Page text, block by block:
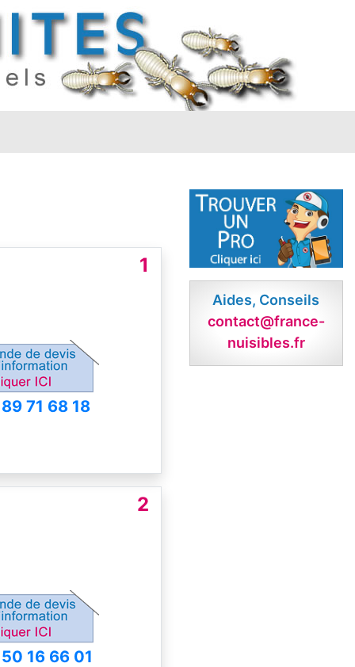
1
71 68 18
2
16 66 01
Aides, Conseils
contact@france-
nuisibles.fr